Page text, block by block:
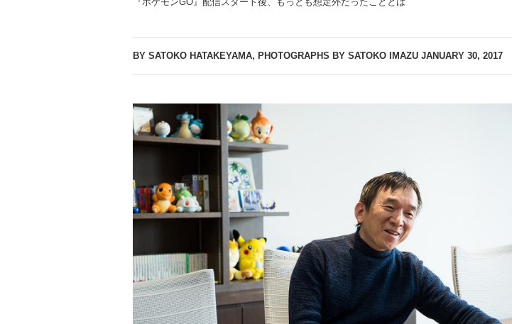
BY SATOKO HATAKEYAMA, PHOTOGRAPHS BY SATOKO IMAZU JANUARY 30, 2017